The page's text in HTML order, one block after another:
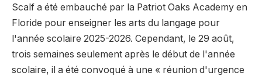
Scalf a été embauché par la Patriot Oaks Academy en
Floride pour enseigner les arts du langage pour
l'année scolaire 2025-2026. Cependant, le 29 août,
trois semaines seulement après le début de l'année
scolaire, il a été convoqué à une « réunion d'urgence